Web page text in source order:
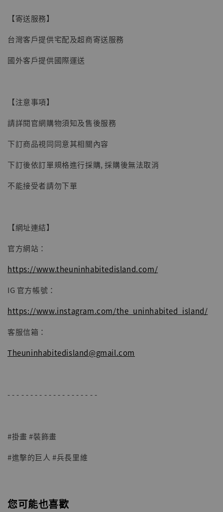
【現貨】BJSTUDIO 1/6系列可動蒐藏人偶 讓
NT$ 4,980
【寄送服務】
台灣客戶提供宅配及超商寄送服務
國外客戶提供國際運送
【注意事項】
請詳閱官網購物須知及售後服務
下訂商品視同同意其相關內容
下訂後依訂單規格進行採購, 採購後無法取消
不能接受者請勿下單
【網址連結】
官方網站：
https://www.theuninhabitedisland.com/
IG 官方帳號：
https://www.instagram.com/the_uninhabited_island/
客服信箱：
Theuninhabitedisland@gmail.com
- - - - - - - - - - - - - - - - - - - -
#掛畫 #裝飾畫
#進擊的巨人 #兵長里維
您可能也喜歡